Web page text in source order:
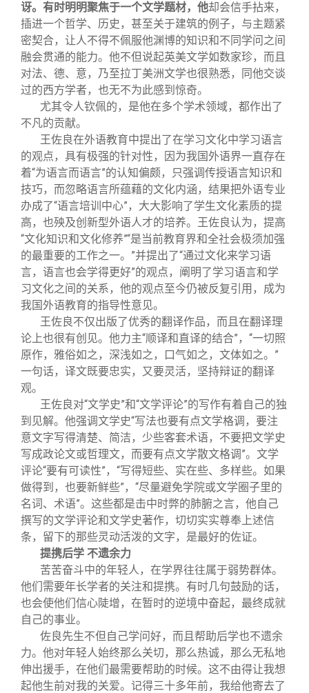
讶。有时明明聚焦于一个文学题材，他却会信手拈来，
插进一个哲学、历史，甚至关于建筑的例子，与主题紧
密契合，让人不得不佩服他渊博的知识和不同学问之间
融会贯通的能力。他不但说起英美文学如数家珍，而且
对法、德、意，乃至拉丁美洲文学也很熟悉，同他交谈
过的西方学者，也无不为此感到惊奇。
尤其令人钦佩的，是他在多个学术领域，都作出了
不凡的贡献。
王佐良在外语教育中提出了在学习文化中学习语言
的观点，具有极强的针对性，因为我国外语界一直存在
着“为语言而语言”的认知偏颇，只强调传授语言知识和
技巧，而忽略语言所蕴藉的文化内涵，结果把外语专业
办成了“语言培训中心”，大大影响了学生文化素质的提
高，也殃及创新型外语人才的培养。王佐良认为，提高
“文化知识和文化修养”“是当前教育界和全社会极须加强
的最重要的工作之一。”并提出了“通过文化来学习语
言，语言也会学得更好”的观点，阐明了学习语言和学
习文化之间的关系，他的观点至今仍被反复引用，成为
我国外语教育的指导性意见。
王佐良不仅出版了优秀的翻译作品，而且在翻译理
论上也很有创见。他力主“顺译和直译的结合”，“一切照
原作，雅俗如之，深浅如之，口气如之，文体如之。”
一句话，译文既要忠实，又要灵活，坚持辩证的翻译
观。
王佐良对“文学史”和“文学评论”的写作有着自己的独
到见解。他强调文学史“写法也要有点文学格调，要注
意文字写得清楚、简洁，少些客套术语，不要把文学史
写成政论文或哲理文，而要有点文学散文格调”。文学
评论“要有可读性”，“写得短些、实在些、多样些。如果
做得到，也要新鲜些”，“尽量避免学院或文学圈子里的
名词、术语”。这些都是击中时弊的肺腑之言，他自己
撰写的文学评论和文学史著作，切切实实尊奉上述信
条，留下的那些灵动活泼的文字，是最好的佐证。
提携后学 不遗余力
苦苦奋斗中的年轻人，在学界往往属于弱势群体。
他们需要年长学者的关注和提携。有时几句鼓励的话，
也会使他们信心陡增，在暂时的逆境中奋起，最终成就
自己的事业。
佐良先生不但自己学问好，而且帮助后学也不遗余
力。他对年轻人始终那么关切，那么热诚，那么无私地
伸出援手，在他们最需要帮助的时候。这不由得让我想
起他生前对我的关爱。记得三十多年前，我给他寄去了